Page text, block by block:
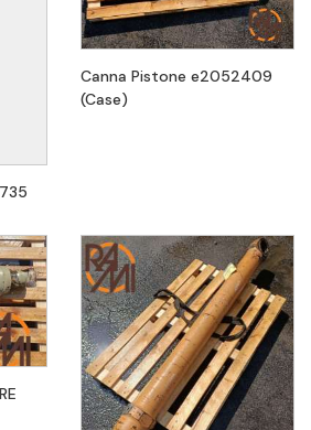
Canna Pistone e2052409
(Case)